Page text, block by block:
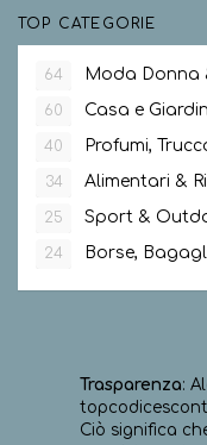
TOP CATEGORIE
64 Moda Donna
60 Casa e
40 Profumi,
34 Alimentari &
25 Sport &
24 Borse,
Trasparenza:
Ciò significa